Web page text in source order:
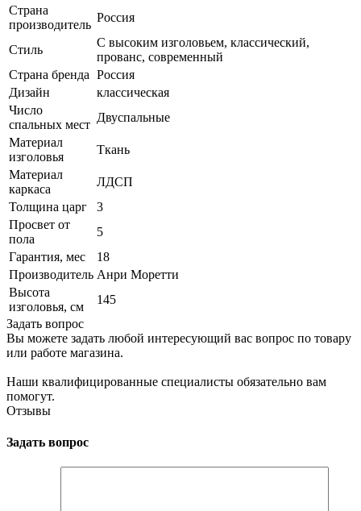
Страна
производитель
Россия
Стиль
С высоким изголовьем, классический,
прованс, современный
Страна бренда Россия
Дизайн
классическая
Число
спальных мест
Двуспальные
Материал
изголовья
Ткань
Материал
каркаса
ЛДСП
Толщина царг
3
Просвет от
пола
5
Гарантия, мес
18
Производитель Анри Моретти
Высота
изголовья, см
145
Задать вопрос
Вы можете задать любой интересующий вас вопрос по товару
или работе магазина.
Наши квалифицированные специалисты обязательно вам
помогут.
Отзывы
Задать вопрос